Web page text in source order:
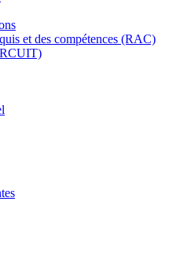
et des compétences (RAC)